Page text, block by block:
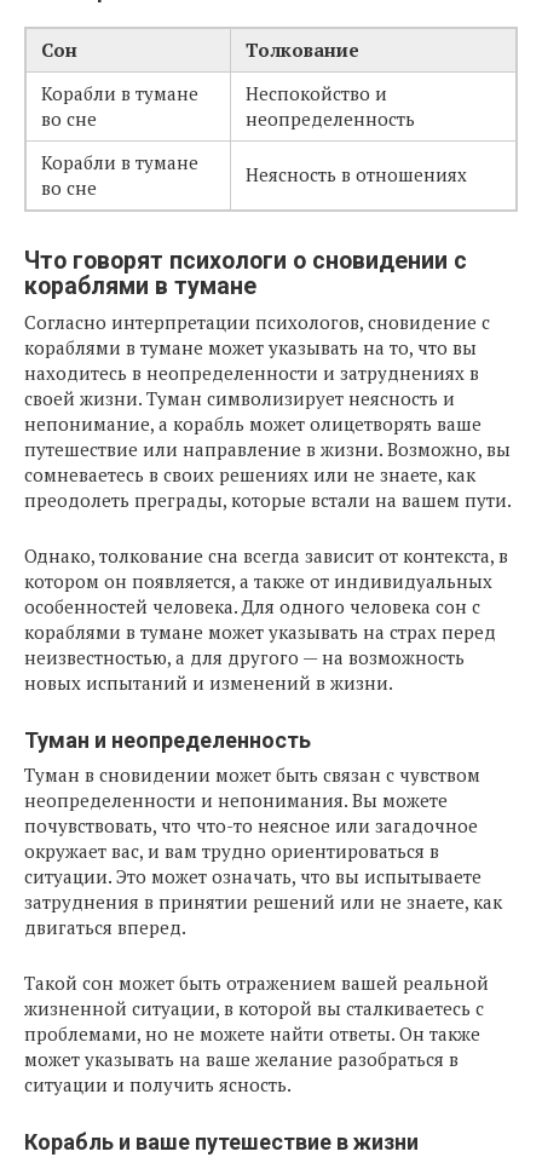
Сон
Толкование
Корабли в тумане
во сне
Неспокойство и
неопределенность
Корабли в тумане
во сне
Неясность в отношениях
Что говорят психологи о сновидении с
кораблями в тумане
Согласно интерпретации психологов, сновидение с
кораблями в тумане может указывать на то, что вы
находитесь в неопределенности и затруднениях в
своей жизни. Туман символизирует неясность и
непонимание, а корабль может олицетворять ваше
путешествие или направление в жизни. Возможно, вы
сомневаетесь в своих решениях или не знаете, как
преодолеть преграды, которые встали на вашем пути.
Однако, толкование сна всегда зависит от контекста, в
котором он появляется, а также от индивидуальных
особенностей человека. Для одного человека сон с
кораблями в тумане может указывать на страх перед
неизвестностью, а для другого — на возможность
новых испытаний и изменений в жизни.
Туман и неопределенность
Туман в сновидении может быть связан с чувством
неопределенности и непонимания. Вы можете
почувствовать, что что-то неясное или загадочное
окружает вас, и вам трудно ориентироваться в
ситуации. Это может означать, что вы испытываете
затруднения в принятии решений или не знаете, как
двигаться вперед.
Такой сон может быть отражением вашей реальной
жизненной ситуации, в которой вы сталкиваетесь с
проблемами, но не можете найти ответы. Он также
может указывать на ваше желание разобраться в
ситуации и получить ясность.
Корабль и ваше путешествие в жизни